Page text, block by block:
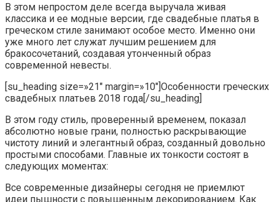
В этом непростом деле всегда выручала живая
классика и ее модные версии, где свадебные платья в
греческом стиле занимают особое место. Именно они
уже много лет служат лучшим решением для
бракосочетаний, создавая утонченный образ
современной невесты.
[su_heading size=»21″ margin=»10″]Особенности греческих
свадебных платьев 2018 года[/su_heading]
В этом году стиль, проверенный временем, показал
абсолютно новые грани, полностью раскрывающие
чистоту линий и элегантный образ, созданный довольно
простыми способами. Главные их тонкости состоят в
следующих моментах:
Все современные дизайнеры сегодня не приемлют
идеи пышности с повышенным декорированием. Как